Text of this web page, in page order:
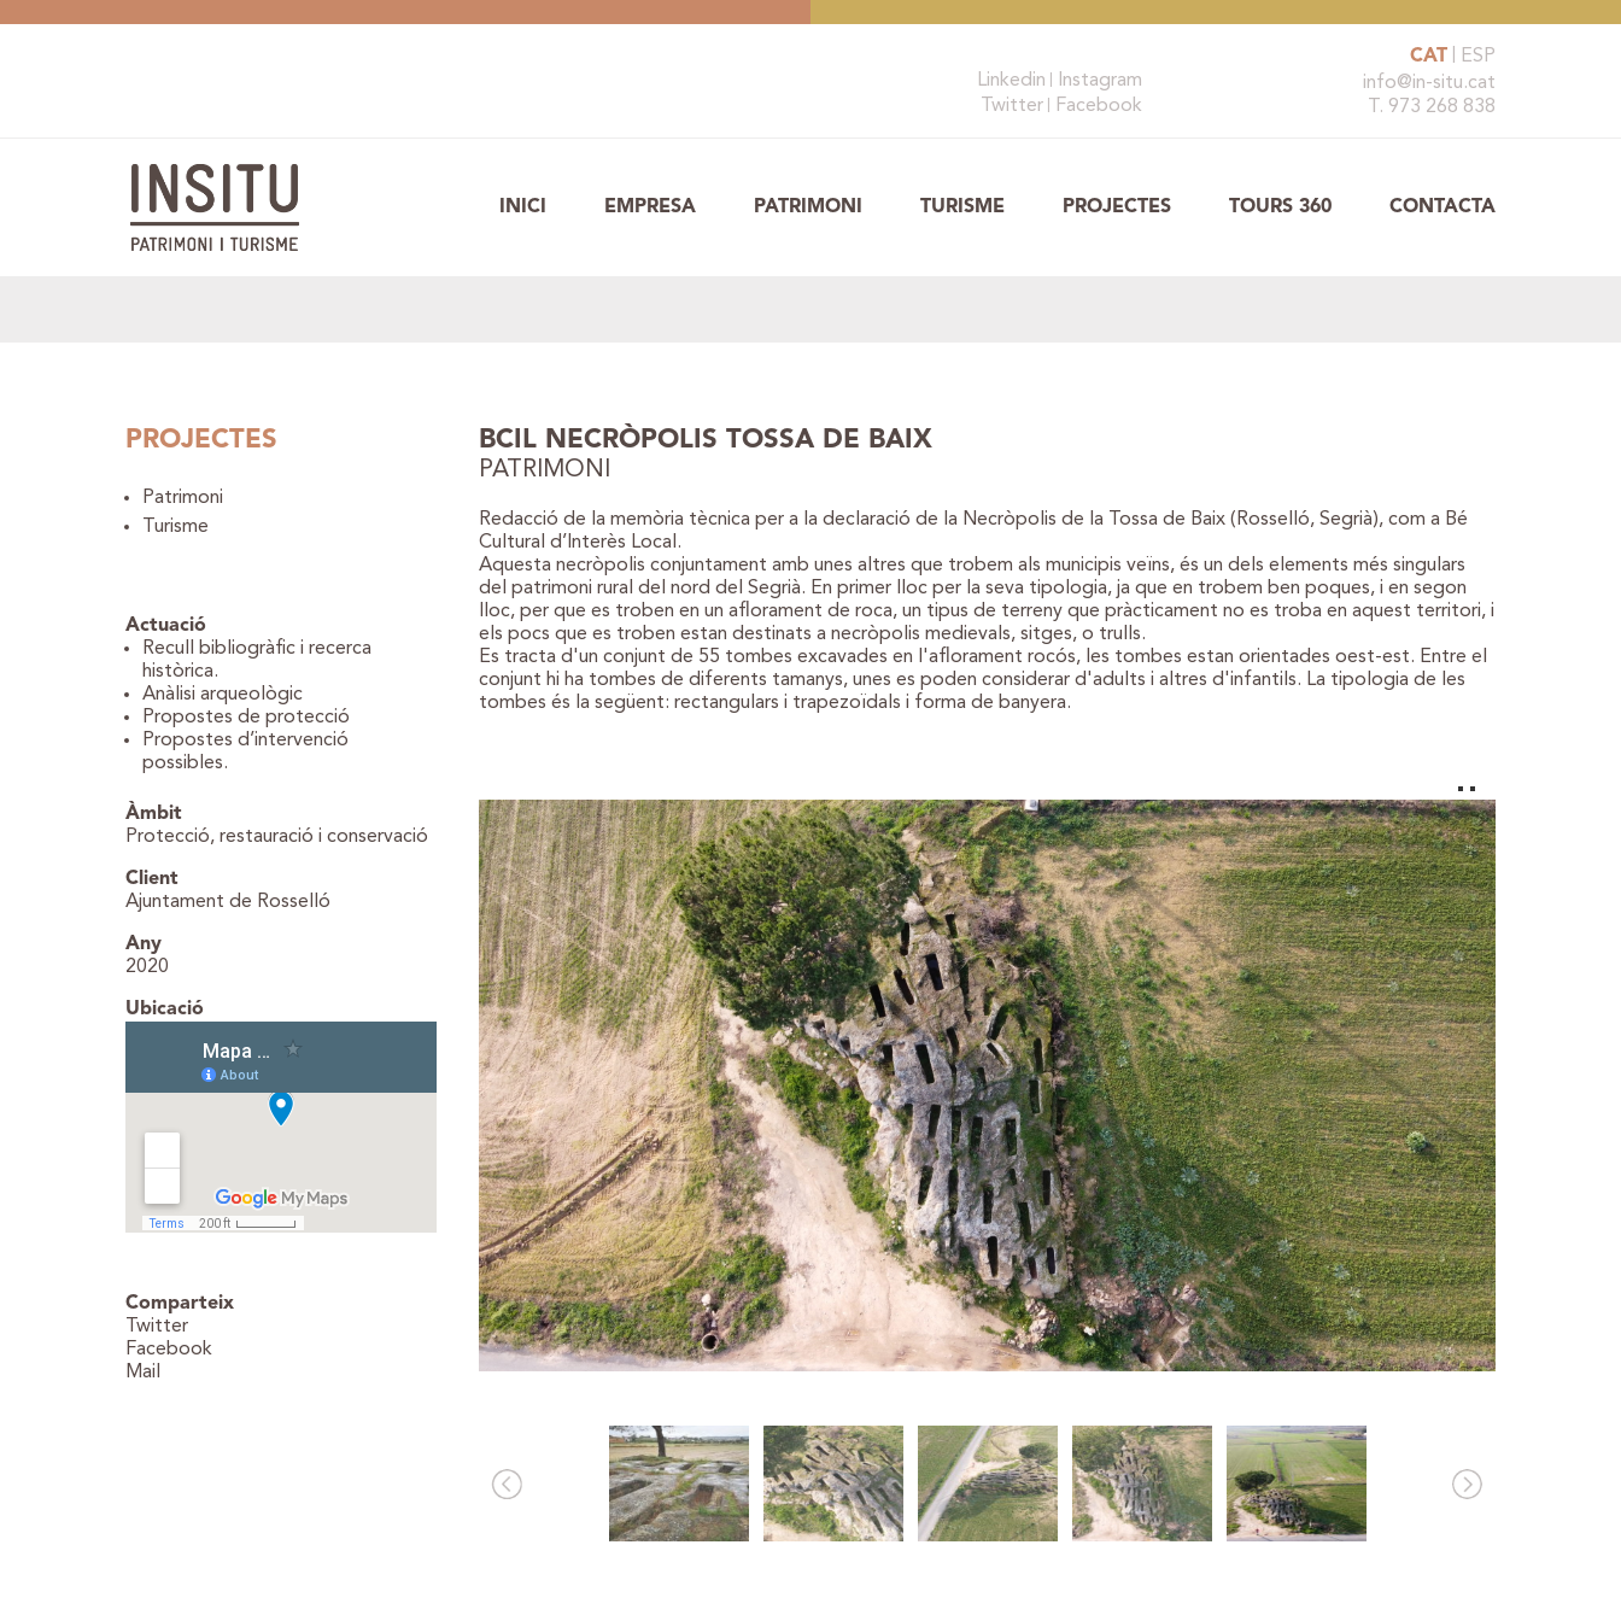
Linkedin
Instagram
Twitter
Facebook
ESP
CAT
info@in-situ.cat
T. 973 268 838
INICI EMPRESA PATRIMONI TURISME PROJECTES TOURS 360 CONTACTA
PROJECTES
Patrimoni
Turisme
Actuació
Recull bibliogràfic i recerca
històrica.
Anàlisi arqueològic
Propostes de protecció
Propostes d’intervenció
possibles.
Àmbit
Protecció, restauració i conservació
Client
Ajuntament de Rosselló
Any
2020
Ubicació
Comparteix
Twitter
Facebook
Mail
BCIL NECRÒPOLIS TOSSA DE BAIX
PATRIMONI
Redacció de la memòria tècnica per a la declaració de la Necròpolis de la Tossa de Baix (Rosselló, Segrià), com a Bé
Cultural d’Interès Local.
Aquesta necròpolis conjuntament amb unes altres que trobem als municipis veïns, és un dels elements més singulars
del patrimoni rural del nord del Segrià. En primer lloc per la seva tipologia, ja que en trobem ben poques, i en segon
lloc, per que es troben en un aflorament de roca, un tipus de terreny que pràcticament no es troba en aquest territori, i
els pocs que es troben estan destinats a necròpolis medievals, sitges, o trulls.
Es tracta d'un conjunt de 55 tombes excavades en l'aflorament rocós, les tombes estan orientades oest-est. Entre el
conjunt hi ha tombes de diferents tamanys, unes es poden considerar d'adults i altres d'infantils. La tipologia de les
tombes és la següent: rectangulars i trapezoïdals i forma de banyera.
WordPress Gallery Free Version